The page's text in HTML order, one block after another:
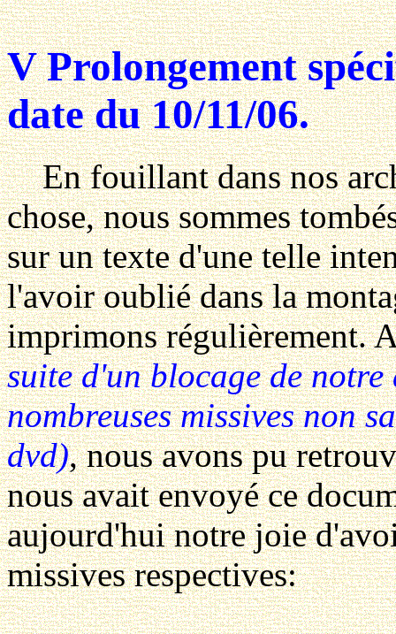
V Prolongement
date du 10/11/06.
En fouillant dans nos
chose, nous sommes
sur un texte d'une telle
l'avoir oublié dans la
imprimons régulièrement.
suite d'un blocage de
nombreuses missives non
dvd), nous avons pu
nous avait envoyé ce
aujourd'hui notre joie
missives respectives: